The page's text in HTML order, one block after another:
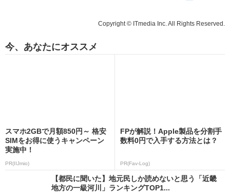
Copyright © ITmedia Inc. All Rights Reserved.
今、あなたにオススメ
スマホ2GBで月額850円～ 格安
SIMをお得に使うキャンペーン
実施中！
PR(IIJmio)
FPが解説！Apple製品を分割手
数料0円で入手する方法とは？
PR(Fav-Log)
【都民に聞いた】地元民しか読めないと思う「近畿
地方の一級河川」ランキングTOP1...